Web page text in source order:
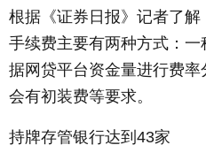
根据《证券日报》记者了
手续费主要有两种方式：
据网贷平台资金量进行费
会有初装费等要求。
持牌存管银行达到43家